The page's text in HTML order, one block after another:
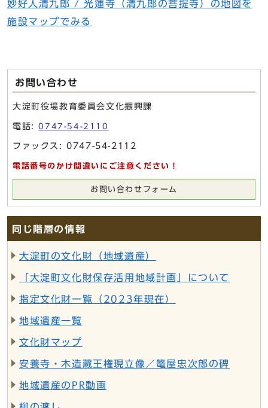
妙好人清九郎 / 光蓮寺（清九郎の菩提寺）の地図を
施設マップでみる
お問い合わせ
大淀町役場教育委員会文化振興課
電話:0747-54-2110
ファックス: 0747-54-2112
電話番号のかけ間違いにご注意ください！
お問い合わせフォーム
同じ階層の情報
大淀町の文化財（地域遺産）
「大淀町文化財保存活用地域計画」について
指定文化財一覧（2023年現在）
地域遺産一覧
文化財マップ
安養寺・木造蔵王権現立像／篭屋忠次郎の碑
地域遺産のPR動画